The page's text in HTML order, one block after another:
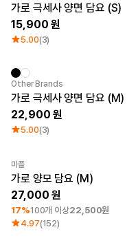
가로 극세사 양면 담요 (S)
15,900
5.00(3)
New
Other Brands
가로 극세사 양면 담요 (M)
22,900
5.00(3)
최소 주문수량 1개
마플
가로 양모 담요 (M)
27,000
17%100개 이상22,500원
4.97(152)